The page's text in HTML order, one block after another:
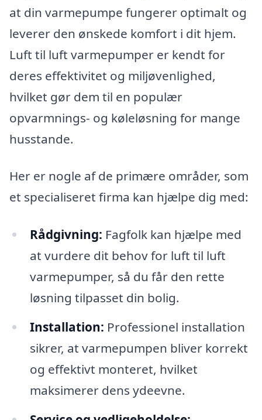
at din varmepumpe fungerer optimalt og
leverer den ønskede komfort i dit hjem.
Luft til luft varmepumper er kendt for
deres effektivitet og miljøvenlighed,
hvilket gør dem til en populær
opvarmnings- og køleløsning for mange
husstande.
Her er nogle af de primære områder, som
et specialiseret firma kan hjælpe dig med:
Rådgivning: Fagfolk kan hjælpe med
at vurdere dit behov for luft til luft
varmepumper, så du får den rette
løsning tilpasset din bolig.
Installation: Professionel installation
sikrer, at varmepumpen bliver korrekt
og effektivt monteret, hvilket
maksimerer dens ydeevne.